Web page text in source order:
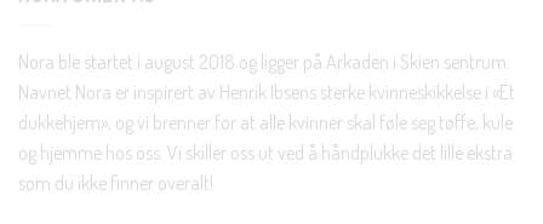
Nora ble startet i august 2018 og ligger på Arkaden i Skien sentrum.
Navnet Nora er inspirert av Henrik Ibsens sterke kvinneskikkelse i «Et
dukkehjem», og vi brenner for at alle kvinner skal føle seg tøffe, kule
og hjemme hos oss. Vi skiller oss ut ved å håndplukke det lille ekstra
som du ikke finner overalt!
Nei takk, Jeg er ikke interessert